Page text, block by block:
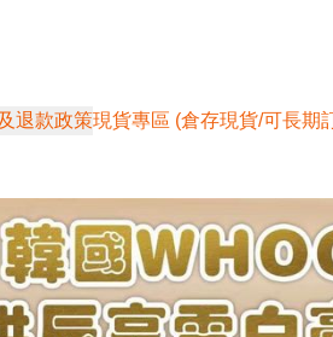
退款政策現貨專區 (倉存現貨/可長期